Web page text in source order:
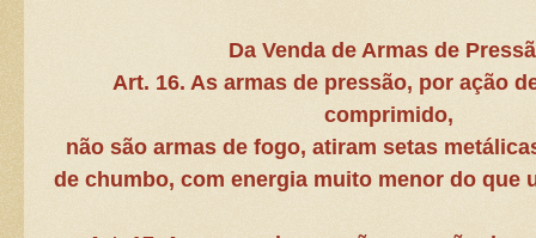
Da Venda de Armas de
Art. 16. As armas de pressão, por ação
comprimido,
não são armas de fogo, atiram setas
de chumbo, com energia muito menor do que